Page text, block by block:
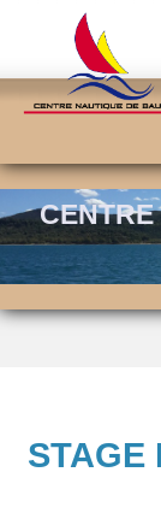
Stage multi-
STAGE
Panneau de